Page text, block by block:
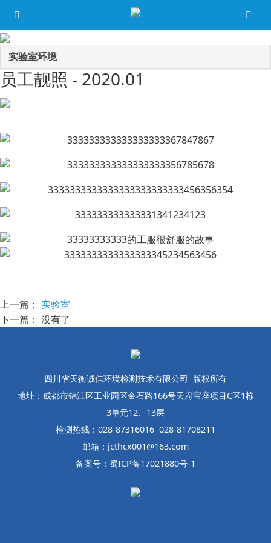
实验室环境
员工靓照 - 2020.01
上一篇： 实验室
下一篇： 没有了
四川省天衡诚信环境检测技术有限公司 版权所有
地址：成都市锦江区工业园区金石路166号天府宝座项目C区1栋
3单元12、13层
检测热线：028-87316016 028-81708211
邮箱：jcthcx001@163.com
备案号：蜀ICP备17021880号-1